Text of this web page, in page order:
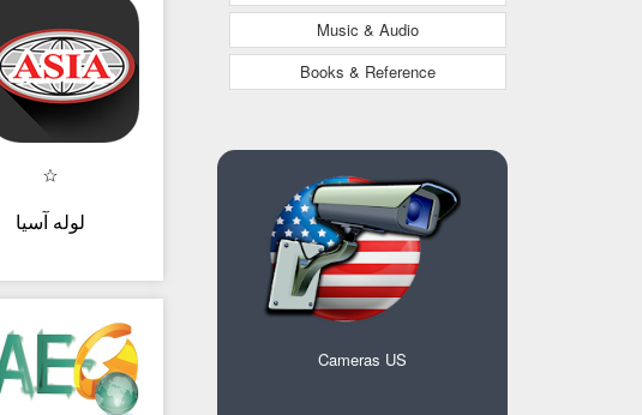
لوله آسیا
Music & Audio
Books & Reference
Cameras US